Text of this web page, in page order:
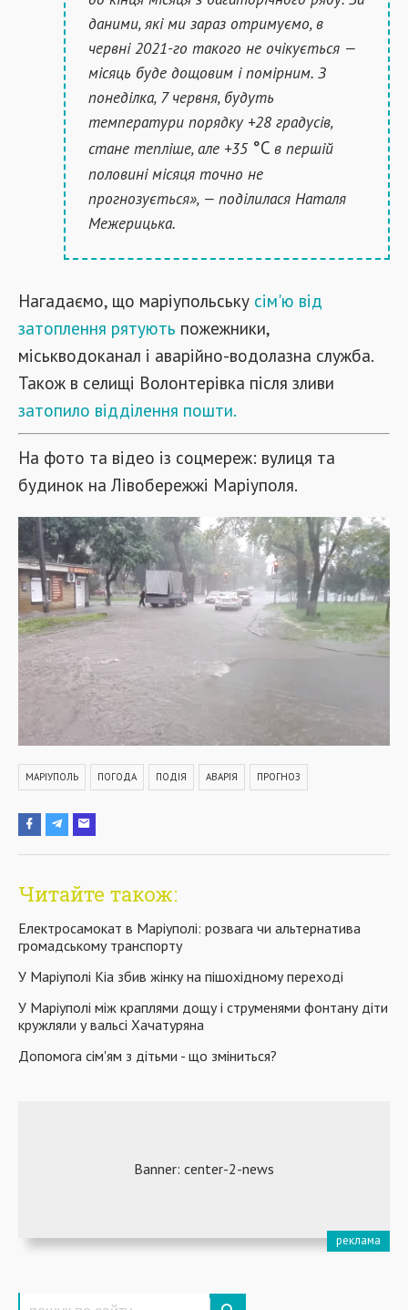
даними, які ми зараз отримуємо, в
червні 2021-го такого не очікується —
місяць буде дощовим і помірним. З
понеділка, 7 червня, будуть
температури порядку +28 градусів,
стане тепліше, але +35 °C в першій
половині місяця точно не
прогнозується», — поділилася Наталя
Межерицька.
Нагадаємо, що маріупольську сім'ю від
затоплення рятують пожежники,
міськводоканал і аварійно-водолазна служба.
Також в селищі Волонтерівка після зливи
затопило відділення пошти.
На фото та відео із соцмереж: вулиця та
будинок на Лівобережжі Маріуполя.
МАРІУПОЛЬ ПОГОДА ПОДІЯ АВАРІЯ ПРОГНОЗ
Читайте також:
Електросамокат в Маріуполі: розвага чи альтернатива
громадському транспорту
У Маріуполі Kia збив жінку на пішохідному переході
У Маріуполі між краплями дощу і струменями фонтану діти
кружляли у вальсі Хачатуряна
Допомога сім'ям з дітьми - що зміниться?